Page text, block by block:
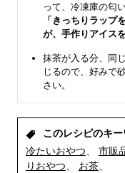
って、冷凍庫の匂
「きっちりラップ
が、手作りアイス
抹茶が入る分、同
じるので、好みで
さい。
このレシピのキー
冷たいおやつ
市販
りおやつ
お茶